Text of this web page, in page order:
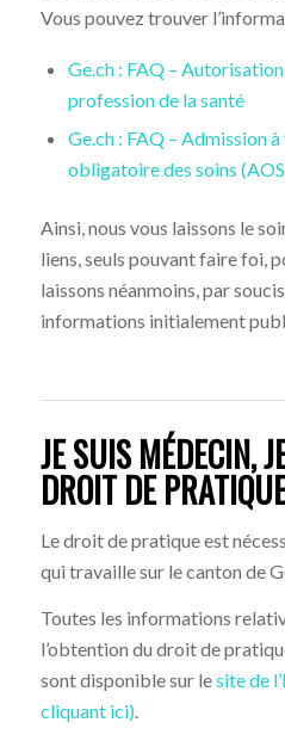
Vous pouvez trouver
Ge.ch : FAQ –
profession de la santé
Ge.ch : FAQ – Admission
obligatoire des soins
Ainsi, nous vous laissons le
liens, seuls pouvant faire foi,
laissons néanmoins, par
informations initialement
JE SUIS MÉDECIN,
DROIT DE
Le droit de pratique est
qui travaille sur le canton de
Toutes les informations
l’obtention du droit de
sont disponible sur lesite de
cliquant ici).